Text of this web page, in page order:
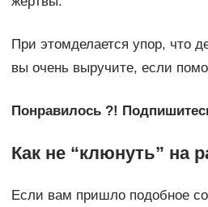
При этомделается упор, что
вы очень выручите, если
Понравилось ?!
Как не “клюнуть” на
Если вам пришло подобное